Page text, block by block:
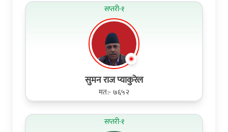
सप्तरी-१
सुमन राज प्याकुरेल
मत:- ७६५२
सप्तरी-१